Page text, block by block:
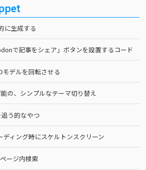
に生成する
で記事をシェア」ボタンを設置するコード
モデルを回転させる
の、シンプルなテーマ切り替え
う的なやつ
ィング時にスケルトンスクリーン
ージ内検索